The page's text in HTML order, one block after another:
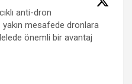
anti-dron
mesafede dronlara
önemli bir avantaj